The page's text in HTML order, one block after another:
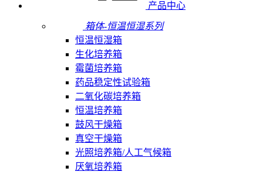
产品中心
箱体-恒温恒湿系列
恒温恒湿箱
生化培养箱
霉菌培养箱
药品稳定性试验箱
二氧化碳培养箱
恒温培养箱
鼓风干燥箱
真空干燥箱
光照培养箱/人工气候箱
厌氧培养箱